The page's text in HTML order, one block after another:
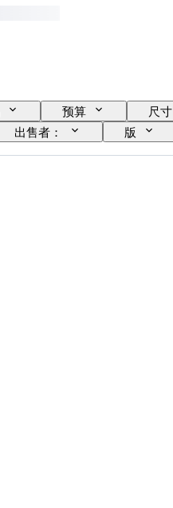
预算 尺寸
出售者： 版